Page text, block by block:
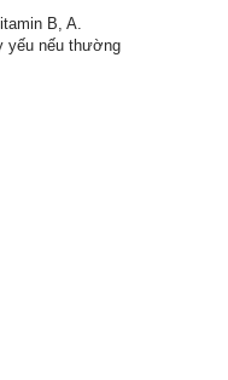
B, A.
yếu nếu thường